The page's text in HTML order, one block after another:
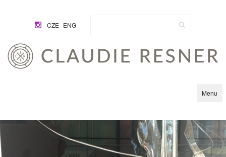
CZE ENG
Claudie Resner
Menu